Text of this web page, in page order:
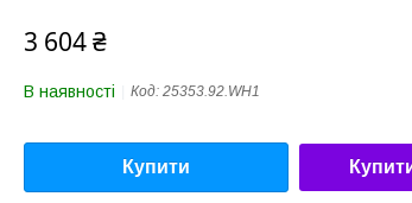
3 604 ₴
В наявності Код: 25353.92.WH1
Купити